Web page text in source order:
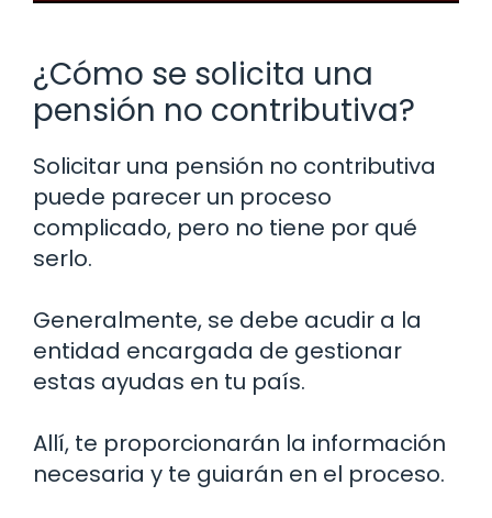
¿Cómo se solicita una
pensión no contributiva?
Solicitar una pensión no contributiva
puede parecer un proceso
complicado, pero no tiene por qué
serlo.
Generalmente, se debe acudir a la
entidad encargada de gestionar
estas ayudas en tu país.
Allí, te proporcionarán la información
necesaria y te guiarán en el proceso.